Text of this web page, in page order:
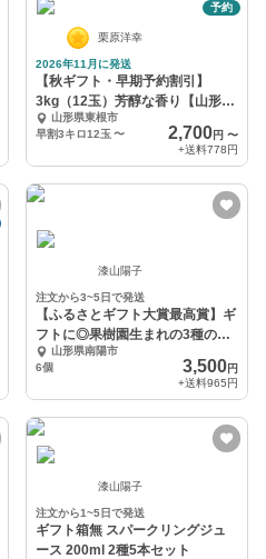
予約
栗原洋幸
2026年11月に発送
【秋ギフト・早期予約割引】
3kg（12玉）芳醇な香り【山形県
産 ラ・フランス】
山形県東根市
早割3キロ12玉 〜 2,700円 〜
+送料778円
漆山陽子
注文から3~5日で発送
【ふるさとギフト大賞最高賞】ギ
フトに◎果樹園生まれの3種のぶ
どうジェラート
山形県南陽市
6個
3,500円
+送料965円
漆山陽子
注文から1~5日で発送
ギフト箱無 スパークリングジュ
ース 200ml 2種5本セット